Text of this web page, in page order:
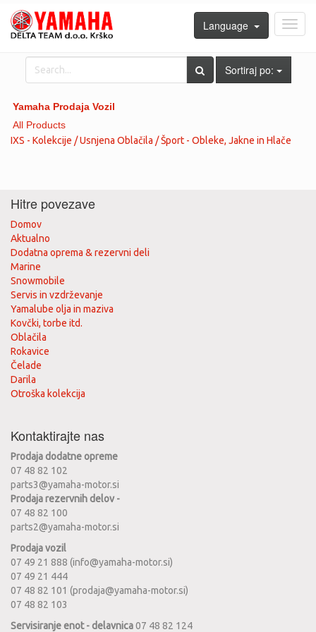
Language
Sortiraj po:
Yamaha Prodaja Vozil
All Products
IXS - Kolekcije / Usnjena Oblačila / Šport - Obleke, Jakne in Hlače
Hitre povezave
Domov
Aktualno
Dodatna oprema & rezervni deli
Marine
Snowmobile
Servis in vzdrževanje
Yamalube olja in maziva
Kovčki, torbe itd.
Oblačila
Rokavice
Čelade
Darila
Otroška kolekcija
Kontaktirajte nas
Prodaja dodatne opreme
07 48 82 102
parts3@yamaha-motor.si
Prodaja rezervnih delov -
07 48 82 100
parts2@yamaha-motor.si
Prodaja vozil
07 49 21 888 (info@yamaha-motor.si)
07 49 21 444
07 48 82 101 (prodaja@yamaha-motor.si)
07 48 82 103
Servisiranje enot - delavnica07 48 82 124